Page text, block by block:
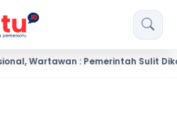
: Pemerintah Sulit